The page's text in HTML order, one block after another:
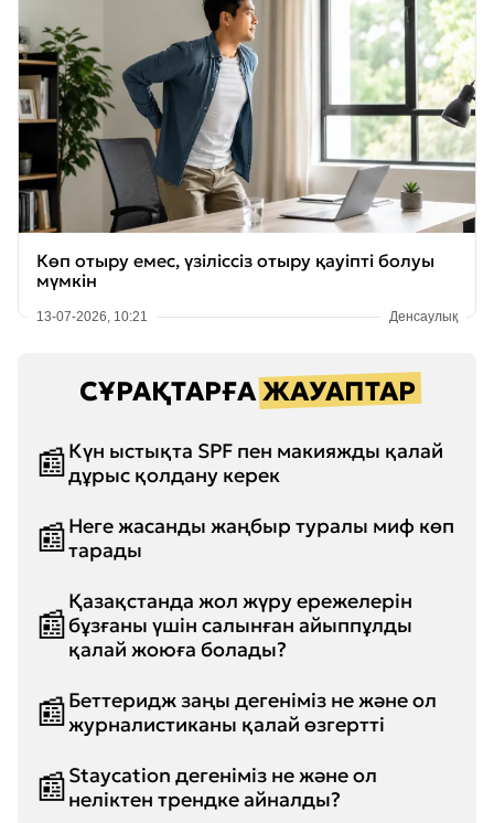
Көп отыру емес, үзіліссіз отыру қауіпті болуы
мүмкін
13-07-2026, 10:21 Денсаулық
СҰРАҚТАРҒАЖАУАПТАР
Күн ыстықта SPF пен макияжды қалай
дұрыс қолдану керек
Неге жасанды жаңбыр туралы миф көп
тарады
Қазақстанда жол жүру ережелерін
бұзғаны үшін салынған айыппұлды
қалай жоюға болады?
Беттеридж заңы дегеніміз не және ол
журналистиканы қалай өзгертті
Staycation дегеніміз не және ол
неліктен трендке айналды?